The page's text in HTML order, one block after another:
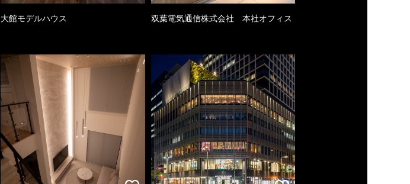
大館モデルハウス 双葉電気通信株式会社 本社オフィス